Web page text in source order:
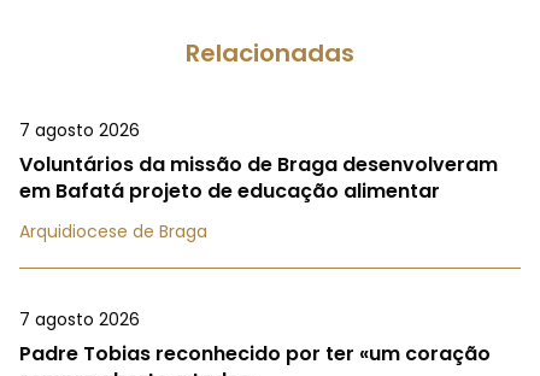
Relacionadas
7 agosto 2026
Voluntários da missão de Braga desenvolveram
em Bafatá projeto de educação alimentar
Arquidiocese de Braga
7 agosto 2026
Padre Tobias reconhecido por ter «um coração